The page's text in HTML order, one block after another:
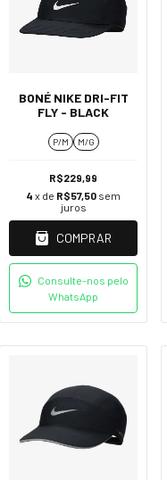
BONÉ NIKE DRI-FIT
FLY - BLACK
P/M M/G
R$229,99
4 x de R$57,50 sem
juros
COMPRAR
Consulte-nos pelo
WhatsApp